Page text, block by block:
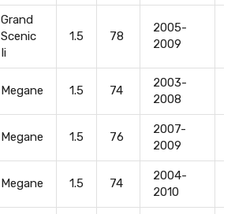
Grand
Scenic
Ii
1.5 78
2005-
2009
Megane 1.5 74
2003-
2008
Megane 1.5 76
2007-
2009
Megane 1.5 74
2004-
2010